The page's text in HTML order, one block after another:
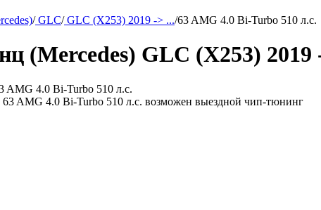
/GLC/GLC (X253) 2019 -> .../63 AMG 4.0 Bi-Turbo 510 л.с.
(Mercedes) GLC (X253) 2019
AMG 4.0 Bi-Turbo 510 л.с. возможен выездной чип-тюнинг